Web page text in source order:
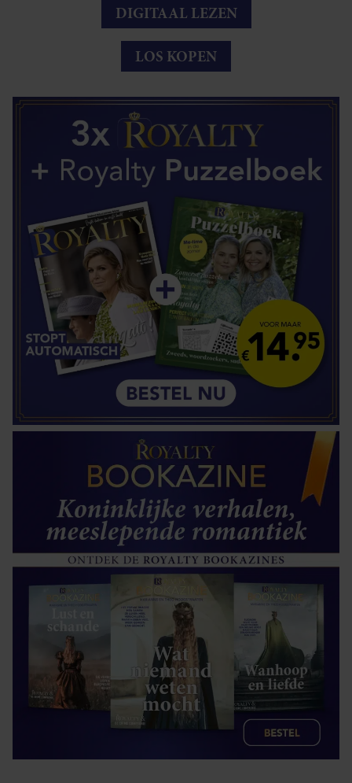
DIGITAAL LEZEN
LOS KOPEN